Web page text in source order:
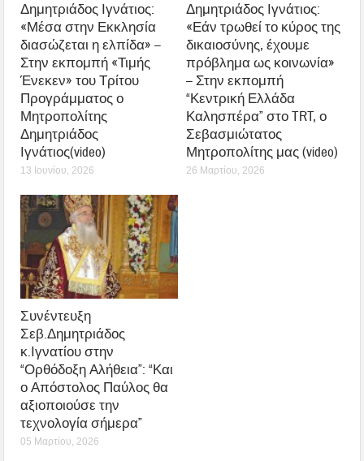
Δημητριάδος Ιγνάτιος:
«Μέσα στην Εκκλησία
διασώζεται η ελπίδα» –
Στην εκπομπή «Τιμής
Ένεκεν» του Τρίτου
Προγράμματος ο
Μητροπολίτης
Δημητριάδος
Ιγνάτιος(video)
13 Ιουνίου, 2026
Δημητριάδος Ιγνάτιος:
«Εάν τρωθεί το κύρος της
δικαιοσύνης, έχουμε
πρόβλημα ως κοινωνία»
– Στην εκπομπή
“Κεντρική Ελλάδα
Καλησπέρα” στο TRT, ο
Σεβασμιώτατος
Μητροπολίτης μας (video)
26 Μαρτίου, 2026
Συνέντευξη
Σεβ.Δημητριάδος
κ.Ιγνατίου στην
“Ορθόδοξη Αλήθεια”: “Και
ο Απόστολος Παύλος θα
αξιοποιούσε την
τεχνολογία σήμερα”
05 Μαρτίου, 2026